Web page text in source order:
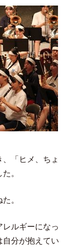
「ヒメ、ちょ
。
。
ルギーになっ
自分が抱えてい